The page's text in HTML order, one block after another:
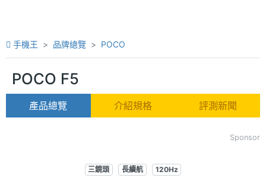
手機王 品牌總覽 POCO
POCO F5
產品總覽 介紹規格 評測新聞
Sponsor
三鏡頭 長續航 120Hz